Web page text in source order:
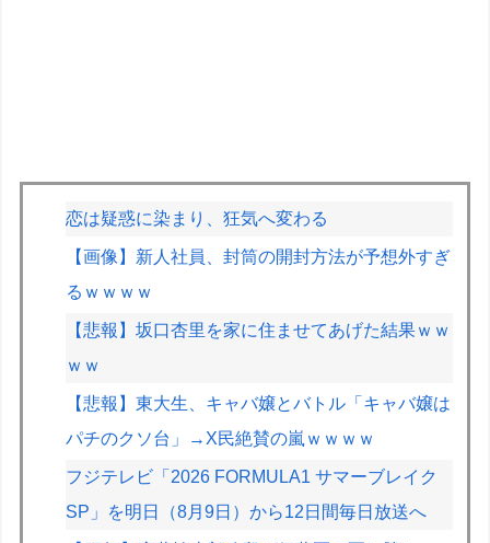
恋は疑惑に染まり、狂気へ変わる
【画像】新人社員、封筒の開封方法が予想外すぎ
るｗｗｗｗ
【悲報】坂口杏里を家に住ませてあげた結果ｗｗ
ｗｗ
【悲報】東大生、キャバ嬢とバトル「キャバ嬢は
パチのクソ台」→X民絶賛の嵐ｗｗｗｗ
フジテレビ「2026 FORMULA1 サマーブレイク
SP」を明日（8月9日）から12日間毎日放送へ